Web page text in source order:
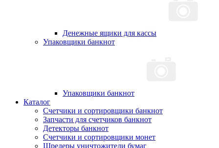
Денежные ящики для кассы
Упаковщики банкнот
Упаковщики банкнот
Каталог
Счетчики и сортировщики банкнот
Запчасти для счетчиков банкнот
Детекторы банкнот
Счетчики и сортировщики монет
Шредеры уничтожители бумаг